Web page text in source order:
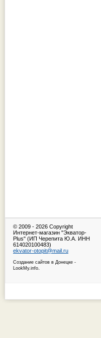
© 2009 - 2026 Copyright
Интернет-магазин "Экватор-
Plus" (ИП Черепита Ю.А. ИНН
614020100483)
ekvator-otopit@mail.ru
Создание сайтов в Донецке -
LookMy.info